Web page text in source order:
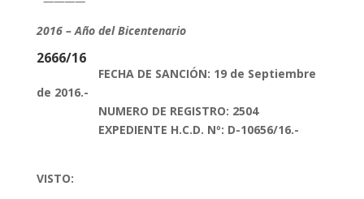
2016 – Año del Bicentenario
2666/16
FECHA DE SANCIÓN: 19 de Septiembre
de 2016.-
NUMERO DE REGISTRO: 2504
EXPEDIENTE H.C.D. Nº: D-10656/16.-
VISTO: